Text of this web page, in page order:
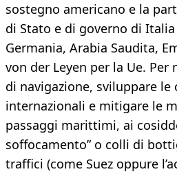
sostegno americano e la
di Stato e di governo di
Germania, Arabia Saudita,
von der Leyen per la Ue.
di navigazione, sviluppare le
internazionali e mitigare le
passaggi marittimi, ai
soffocamento” o colli di
traffici (come Suez oppure